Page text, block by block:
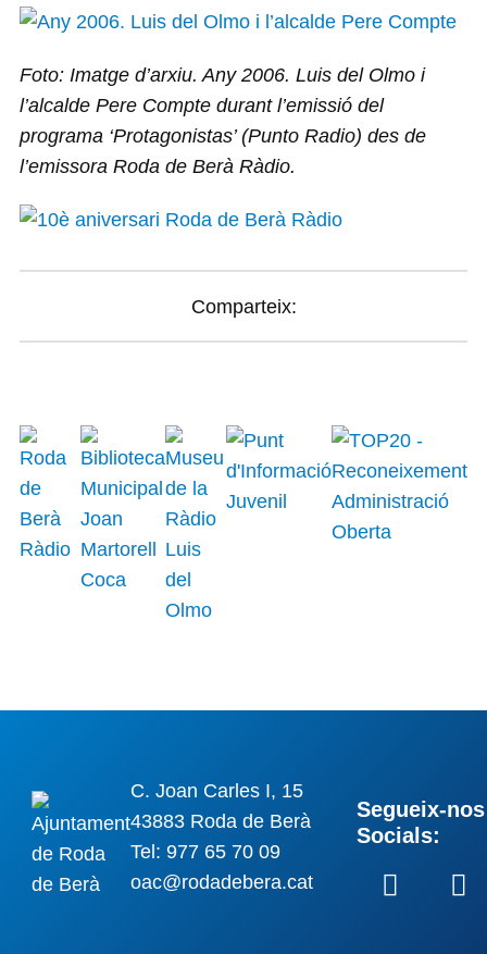
Foto: Imatge d’arxiu. Any 2006. Luis del Olmo i
l’alcalde Pere Compte durant l’emissió del
programa ‘Protagonistas’ (Punto Radio) des de
l’emissora Roda de Berà Ràdio.
Comparteix:
C. Joan Carles I, 15
43883 Roda de Berà
Tel: 977 65 70 09
oac@rodadebera.cat
Segueix-
Socials: